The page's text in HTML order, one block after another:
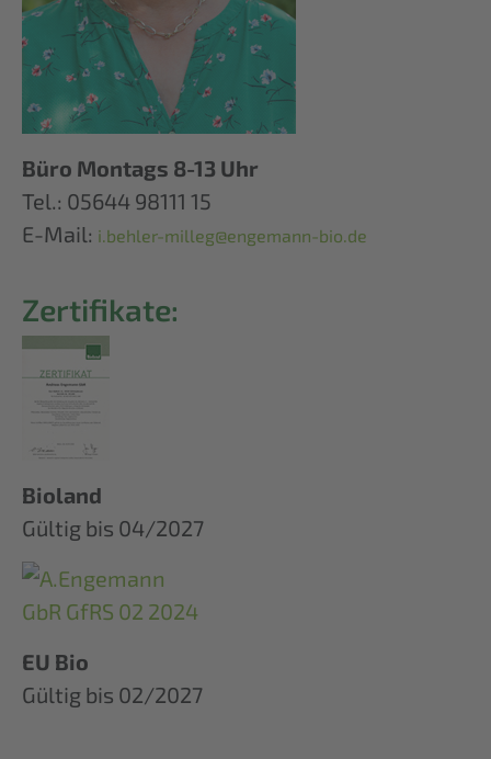
Büro Montags 8-13 Uhr
Tel.: 05644 98111 15
E-Mail: i.behler-milleg@engemann-bio.de
Zertifikate:
Bioland
Gültig bis 04/2027
EU Bio
Gültig bis 02/2027